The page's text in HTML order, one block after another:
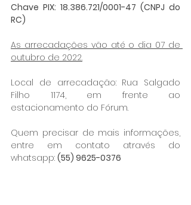
Chave PIX: 18.386.721/0001-47 (CNPJ do
RC)
As arrecadações vão até o dia 07 de
outubro de 2022.
Local de arrecadação: Rua Salgado
Filho 1174, em frente ao
estacionamento do Fórum.
Quem precisar de mais informações,
entre em contato através do
whatsapp: (55) 9625-0376